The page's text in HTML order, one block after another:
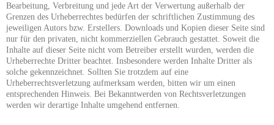
Bearbeitung, Verbreitung und jede Art der Verwertung außerhalb der
Grenzen des Urheberrechtes bedürfen der schriftlichen Zustimmung des
jeweiligen Autors bzw. Erstellers. Downloads und Kopien dieser Seite sind
nur für den privaten, nicht kommerziellen Gebrauch gestattet. Soweit die
Inhalte auf dieser Seite nicht vom Betreiber erstellt wurden, werden die
Urheberrechte Dritter beachtet. Insbesondere werden Inhalte Dritter als
solche gekennzeichnet. Sollten Sie trotzdem auf eine
Urheberrechtsverletzung aufmerksam werden, bitten wir um einen
entsprechenden Hinweis. Bei Bekanntwerden von Rechtsverletzungen
werden wir derartige Inhalte umgehend entfernen.